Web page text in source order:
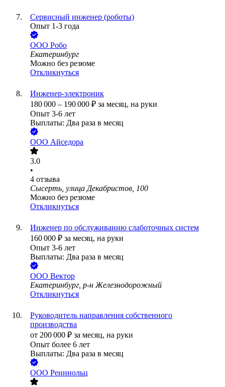
Сервисный инженер (роботы)
Опыт 1-3 года
ООО Робо
Екатеринбург
Можно без резюме
Откликнуться
Инженер-электроник
180 000 – 190 000 ₽ за месяц, на руки
Опыт 3-6 лет
Выплаты: Два раза в месяц
ООО Айседора
3.0
•
4 отзыва
Сысерть, улица Декабристов, 100
Можно без резюме
Откликнуться
Инженер по обслуживанию слаботочных систем
160 000 ₽ за месяц, на руки
Опыт 3-6 лет
Выплаты: Два раза в месяц
ООО Вектор
Екатеринбург, р-н Железнодорожный
Откликнуться
Руководитель направления собственного
производства
от 200 000 ₽ за месяц, на руки
Опыт более 6 лет
Выплаты: Два раза в месяц
ООО Реиннольц